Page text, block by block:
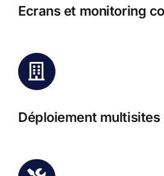
Ecrans et monitoring
Déploiement multisites